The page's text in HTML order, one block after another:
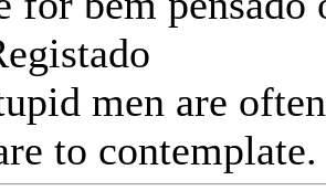
men are
to contemplate.